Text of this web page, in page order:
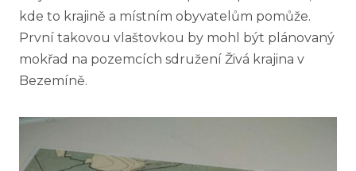
kde to krajině a místním obyvatelům pomůže.
První takovou vlaštovkou by mohl být plánovaný
mokřad na pozemcích sdružení Živá krajina v
Bezemíně.